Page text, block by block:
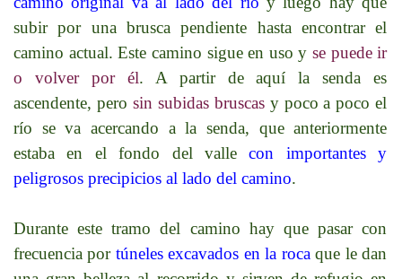
subir por una brusca pendiente hasta encontrar el
camino actual. Este camino sigue en uso y se puede ir
o volver por él. A partir de aquí la senda es
ascendente, pero sin subidas bruscasy poco a poco el
río se va acercando a la senda, que anteriormente
estaba en el fondo del vallecon importantes y
peligrosos precipicios al lado del camino.
Durante este tramo del camino hay que pasar con
frecuencia por túneles excavados en la rocaque le dan